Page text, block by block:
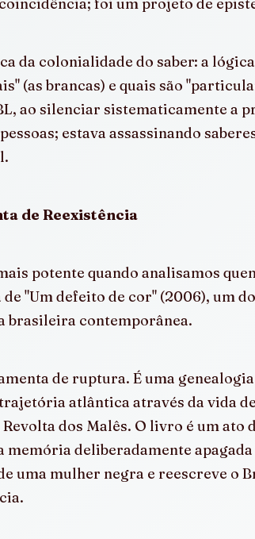
da colonialidade do saber: a
(as brancas) e quais são
ao silenciar sistematicamente a
estava assassinando
de Reexistência
potente quando analisamos
de "Um defeito de cor" (2006), um
contemporânea.
de ruptura. É uma
atlântica através da vida
dos Malês. O livro é um ato
memória deliberadamente
uma mulher negra e reescreve o